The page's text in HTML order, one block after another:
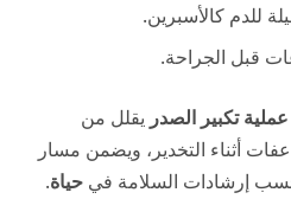
للدم كالأسبرين.
عملية تكبير الصدر يقلل من
أثناء التخدير، ويضمن مسار
إرشادات السلامة في حياة.